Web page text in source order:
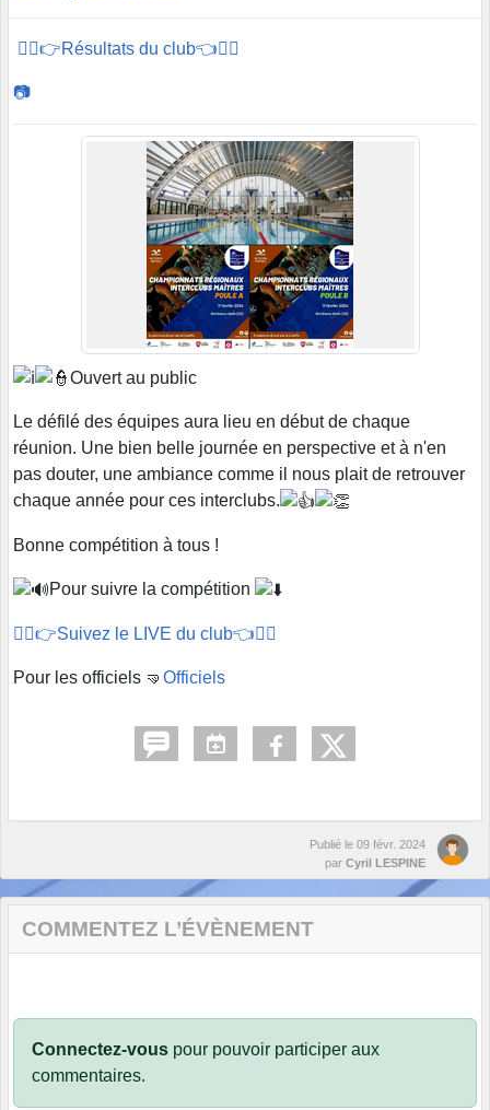
🏊‍♂️👉Résultats du club👈🏊‍♂️
📷
Ouvert au public
Le défilé des équipes aura lieu en début de chaque
réunion. Une bien belle journée en perspective et à n'en
pas douter, une ambiance comme il nous plait de retrouver
chaque année pour ces interclubs.
Bonne compétition à tous !
Pour suivre la compétition
🏊‍♂️👉Suivez le LIVE du club👈🏊‍♂️
Pour les officiels 🤜 Officiels
Publié le 09 févr. 2024
par Cyril LESPINE
COMMENTEZ L’ÉVÈNEMENT
Connectez-vous pour pouvoir participer aux
commentaires.